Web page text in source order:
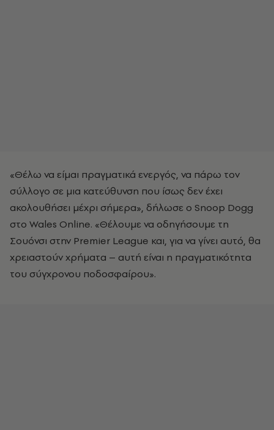
«Θέλω να είμαι πραγματικά ενεργός, να πάρω τον
σύλλογο σε μια κατεύθυνση που ίσως δεν έχει
ακολουθήσει μέχρι σήμερα», δήλωσε ο Snoop Dogg
στο Wales Online. «Θέλουμε να οδηγήσουμε τη
Σουόνσι στην Premier League και, για να γίνει αυτό, θα
χρειαστούν χρήματα – αυτή είναι η πραγματικότητα
του σύγχρονου ποδοσφαίρου».